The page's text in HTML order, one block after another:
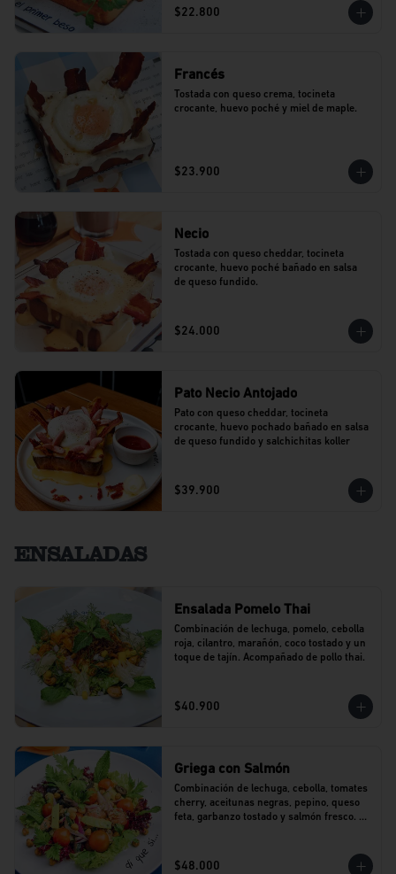
$22.800
Francés
Tostada con queso crema, tocineta
crocante, huevo poché y miel de maple.
$23.900
Necio
Tostada con queso cheddar, tocineta
crocante, huevo poché bañado en salsa
de queso fundido.
$24.000
Pato Necio Antojado
Pato con queso cheddar, tocineta
crocante, huevo pochado bañado en salsa
de queso fundido y salchichitas koller
$39.900
ENSALADAS
Ensalada Pomelo Thai
Combinación de lechuga, pomelo, cebolla
roja, cilantro, marañón, coco tostado y un
toque de tajín. Acompañado de pollo thai.
$40.900
Griega con Salmón
Combinación de lechuga, cebolla, tomates
cherry, aceitunas negras, pepino, queso
feta, garbanzo tostado y salmón fresco.
$48.000